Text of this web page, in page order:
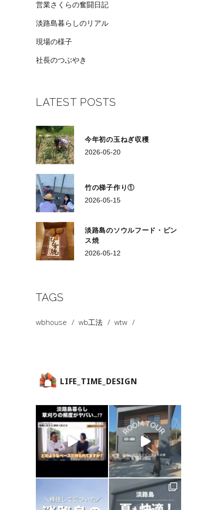
営業さくらの奮闘日記
淡路島暮らしのリアル
現場の様子
社長のつぶやき
LATEST POSTS
今年初の玉ねぎ収穫
2026-05-20
竹の梯子作り①
2026-05-15
淡路島のソウルフード・ピン
ス焼
2026-05-12
TAGS
wbhouse wb工法 wtw
LIFE_TIME_DESIGN